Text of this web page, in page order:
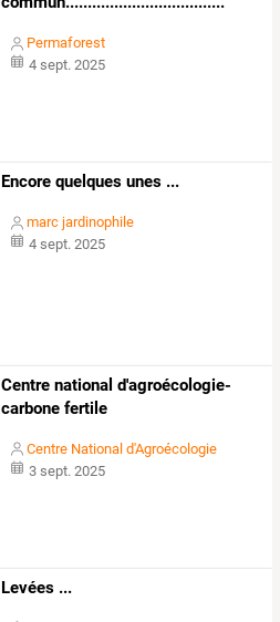
Permaforest
4 sept. 2025
Encore quelques unes ...
marc jardinophile
4 sept. 2025
Centre national d'agroécologie-
carbone fertile
Centre National d'Agroécologie
3 sept. 2025
Levées ...